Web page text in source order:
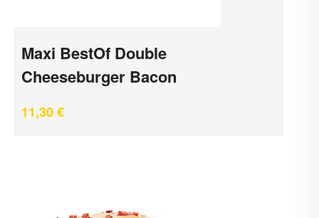
Maxi BestOf Double
Cheeseburger Bacon
11,30€